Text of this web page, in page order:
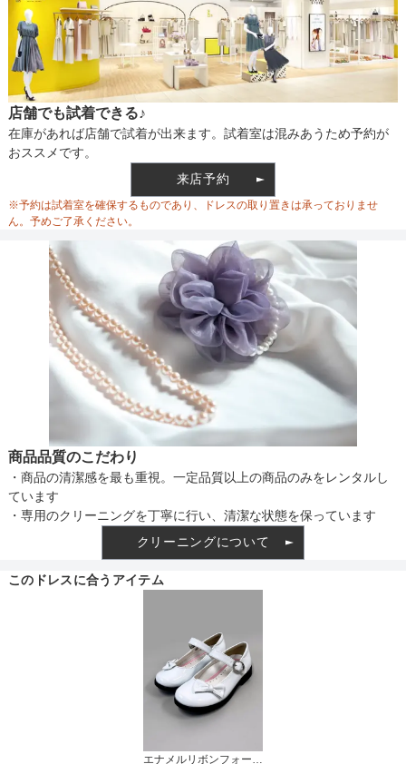
肩幅 36 38 39
そでの長さ 52.5 56.5 58
アームホール 40
バスト 81 87 91
トップスのサイズ
150 160
35 37
38 42
生地の厚さ
裏地
ウエスト調整
備考
素材
インナー
店舗でも試着できる♪
在庫があれば店舗で試着が出来ます。試着室は混みあうため予約が
おススメです。
来店予約
※予約は試着室を確保するものであり、ドレスの取り置きは承っておりませ
ん。予めご了承ください。
商品品質のこだわり
・商品の清潔感を最も重視。一定品質以上の商品のみをレンタルし
ています
・専用のクリーニングを丁寧に行い、清潔な状態を保っています
クリーニングについて
このドレスに合うアイテム